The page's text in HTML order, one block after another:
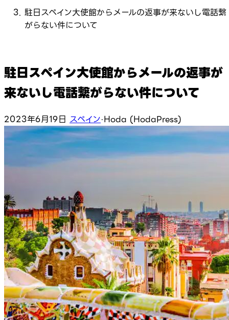
駐日スペイン大使館からメールの返事が来ないし電話繋
がらない件について
駐日スペイン大使館からメールの返事が
来ないし電話繋がらない件について
2023年6月19日 スペイン·Hoda (HodaPress)